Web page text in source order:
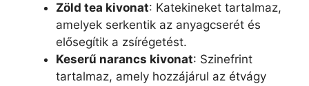
Zöld tea kivonat: Katekineket tartalmaz,
amelyek serkentik az anyagcserét és
elősegítik a zsírégetést.
Keserű narancs kivonat: Szinefrint
tartalmaz, amely hozzájárul az étvágy